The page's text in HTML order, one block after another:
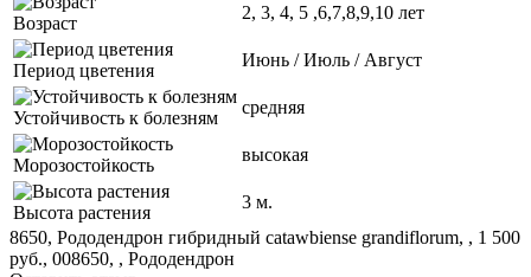
Возраст
2, 3, 4, 5 ,6,7,8,9,10 лет
Период цветения
Июнь / Июль / Август
Устойчивость к болезням
средняя
Морозостойкость
высокая
Высота растения
3 м.
8650, Рододендрон гибридный catawbiense grandiflorum, , 1 500
руб., 008650, , Рододендрон